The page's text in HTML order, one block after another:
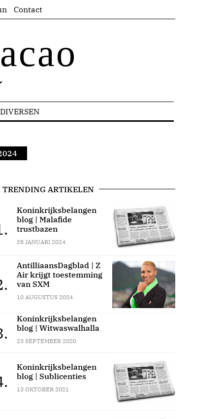
Contact
DIVERSEN
TRENDING ARTIKELEN
Koninkrijksbelangen
blog | Malafide
trustbazen
28 JANUARI 2024
AntilliaansDagblad | Z
Air krijgt toestemming
van SXM
10 AUGUSTUS 2024
Koninkrijksbelangen
blog | Witwaswalhalla
23 SEPTEMBER 2020
Koninkrijksbelangen
blog | Sublicenties
13 OKTOBER 2021